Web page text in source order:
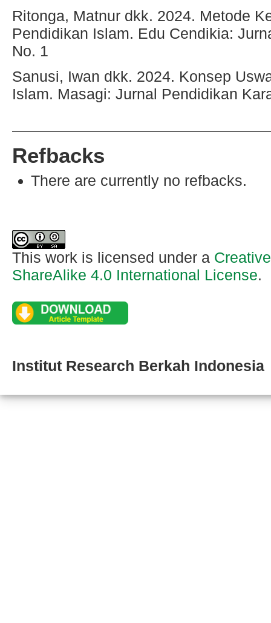
Ritonga, Matnur dkk. 2024. Metode
Pendidikan Islam. Edu Cendikia:
No. 1
Sanusi, Iwan dkk. 2024. Konsep
Islam. Masagi: Jurnal Pendidikan
Refbacks
There are currently no refbacks.
This work is licensed under a
ShareAlike 4.0 International License.
Institut Research Berkah Indonesia